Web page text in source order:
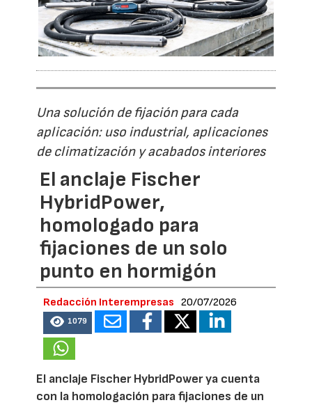
Una solución de fijación para cada
aplicación: uso industrial, aplicaciones
de climatización y acabados interiores
El anclaje Fischer
HybridPower,
homologado para
fijaciones de un solo
punto en hormigón
Redacción Interempresas 20/07/2026
1079
El anclaje Fischer HybridPower ya cuenta
con la homologación para fijaciones de un